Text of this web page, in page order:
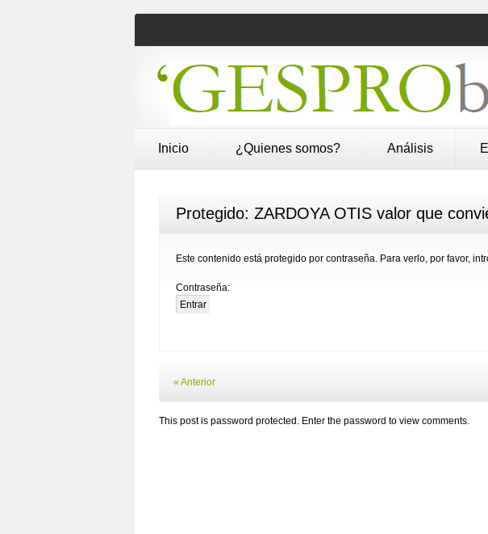
Inicio ¿Quienes somos? Análisis
Protegido: ZARDOYA OTIS valor que
Este contenido está protegido por contraseña. Para verlo, por favor,
Contraseña:
« Anterior
This post is password protected. Enter the password to view comments.